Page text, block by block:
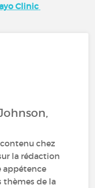
Clinic
chez
la rédaction
appétence
thèmes de la